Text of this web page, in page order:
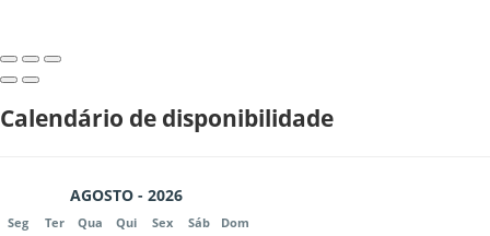
Calendário de disponibilidade
AGOSTO - 2026
Seg Ter Qua Qui Sex Sáb Dom